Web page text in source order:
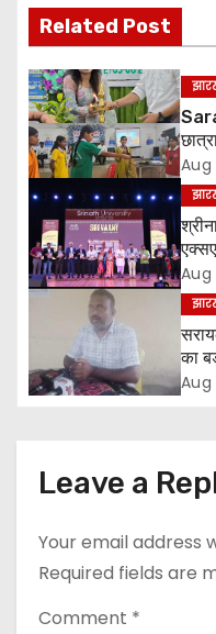
t
n
a
v
i
g
a
i
n
Related Post
Aug
Aug
का
जांच
Aug
Leave a
Your email address
Required fields are
Comment *